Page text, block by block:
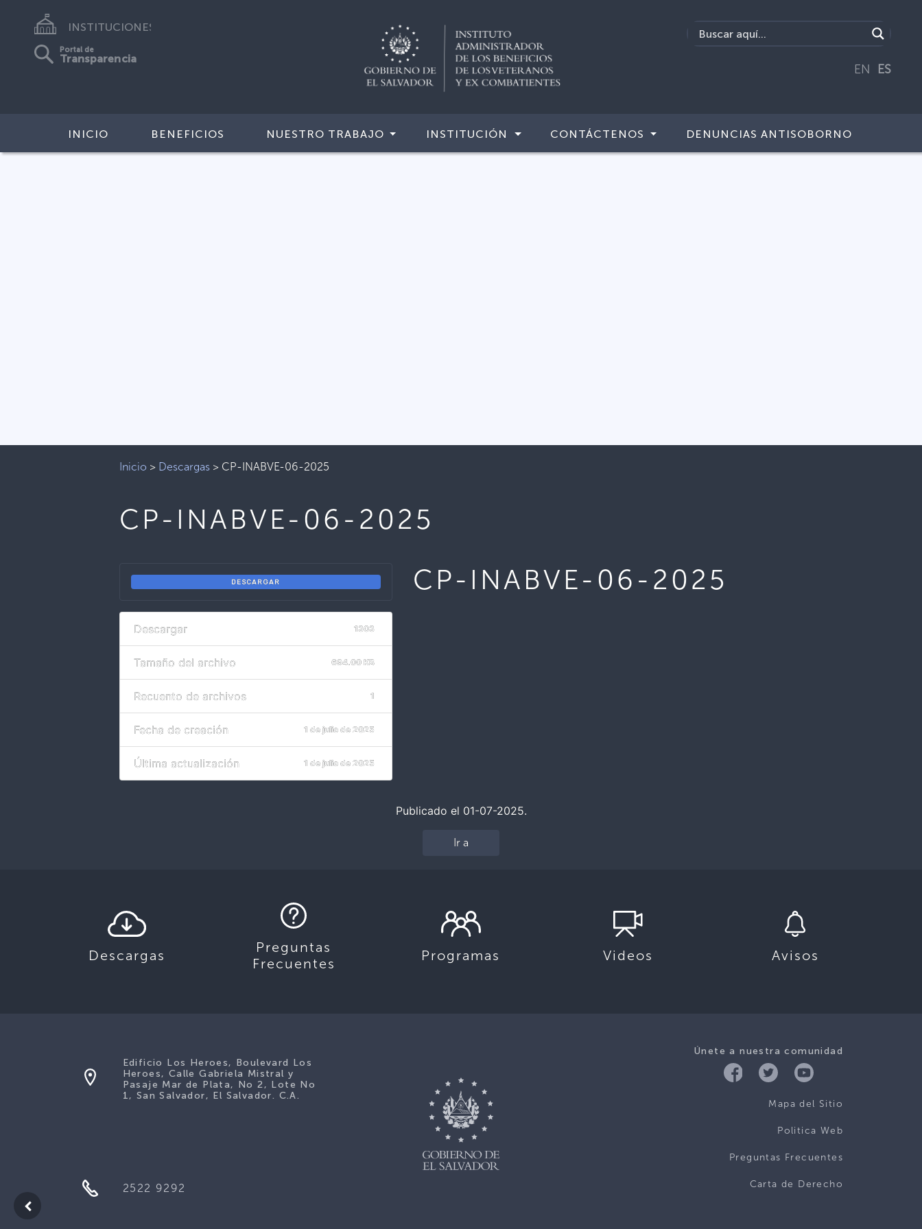
INSTITUCIONES
Portal de
Transparencia
EN ES
INICIO BENEFICIOS NUESTRO TRABAJO INSTITUCIÓN CONTÁCTENOS DENUNCIAS ANTISOBORNO
Inicio > Descargas > CP-INABVE-06-2025
CP-INABVE-06-2025
DESCARGAR
Descargar 1303
Tamaño del archivo 694.00 KB
Recuento de archivos 1
Fecha de creación 1 de julio de 2025
Última actualización 1 de julio de 2025
CP-INABVE-06-2025
Publicado el 01-07-2025.
Ir a
Descargas
Preguntas
Frecuentes
Programas Videos Avisos
Únete a nuestra comunidad
Mapa del Sitio
Politica Web
Preguntas Frecuentes
Carta de Derecho
Edificio Los Heroes, Boulevard Los
Heroes, Calle Gabriela Mistral y
Pasaje Mar de Plata, No 2, Lote No
1, San Salvador, El Salvador. C.A.
2522 9292